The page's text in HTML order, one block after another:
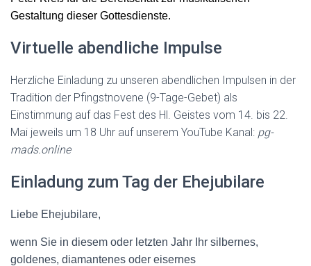
Gestaltung dieser Gottesdienste.
Virtuelle abendliche Impulse
Herzliche Einladung zu unseren abendlichen Impulsen in der
Tradition der Pfingstnovene (9-Tage-Gebet) als
Einstimmung auf das Fest des Hl. Geistes vom 14. bis 22.
Mai jeweils um 18 Uhr auf unserem YouTube Kanal: pg-
mads.online
Einladung zum Tag der Ehejubilare
Liebe Ehejubilare,
wenn Sie in diesem oder letzten Jahr Ihr silbernes,
goldenes, diamantenes oder eisernes